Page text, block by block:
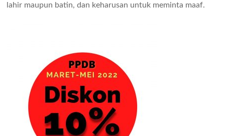
lahir maupun batin, dan keharusan untuk meminta maaf.